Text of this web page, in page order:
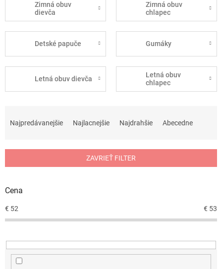
Zimná obuv
dievča
Zimná obuv
chlapec
Detské papuče Gumáky
Letná obuv dievča
Letná obuv
chlapec
i
p
o
d
k
t
Najpredávanejšie Najlacnejšie Najdrahšie Abecedne
ZAVRIEŤ FILTER
Cena
€ 52 € 53